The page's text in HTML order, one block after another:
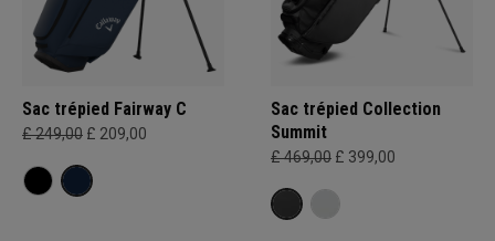
Sac trépied Fairway C
£ 249,00 £ 209,00
Sac trépied Collection
Summit
£ 469,00 £ 399,00